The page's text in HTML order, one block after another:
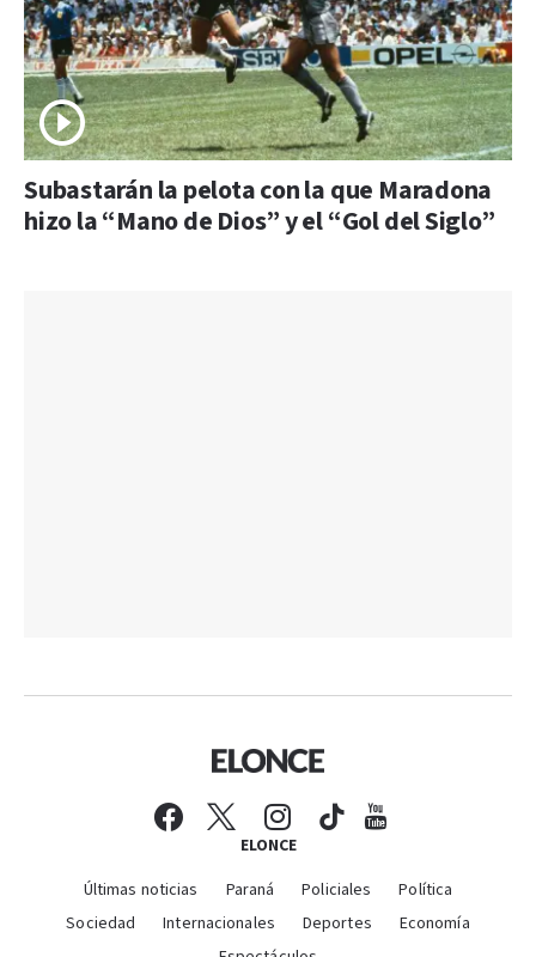
Subastarán la pelota con la que Maradona
hizo la “Mano de Dios” y el “Gol del Siglo”
ELONCE
Últimas noticias Paraná Policiales
Política
Sociedad
Internacionales Deportes
Economía